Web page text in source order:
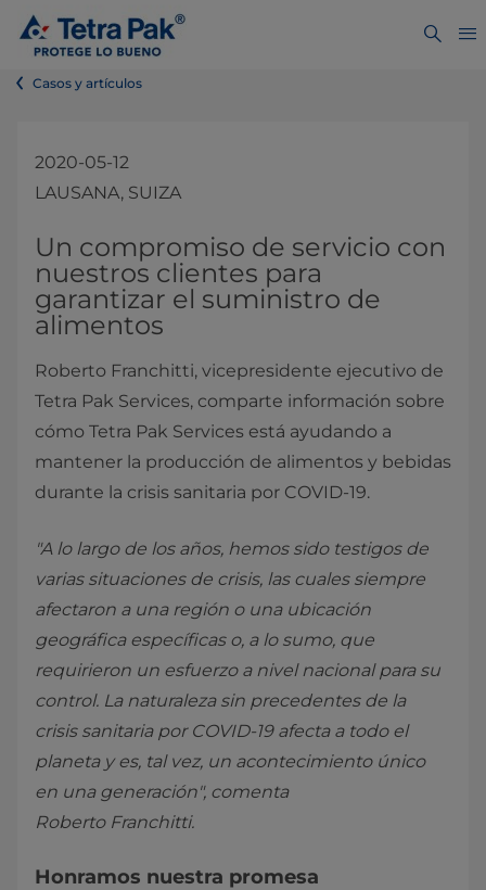
Casos y artículos
2020-05-12
LAUSANA, SUIZA
Un compromiso de servicio con
nuestros clientes para
garantizar el suministro de
alimentos
Roberto Franchitti, vicepresidente ejecutivo de
Tetra Pak Services, comparte información sobre
cómo Tetra Pak Services está ayudando a
mantener la producción de alimentos y bebidas
durante la crisis sanitaria por COVID-19.
"A lo largo de los años, hemos sido testigos de
varias situaciones de crisis, las cuales siempre
afectaron a una región o una ubicación
geográfica específicas o, a lo sumo, que
requirieron un esfuerzo a nivel nacional para su
control. La naturaleza sin precedentes de la
crisis sanitaria por COVID-19 afecta a todo el
planeta y es, tal vez, un acontecimiento único
en una generación", comenta
Roberto Franchitti.
Honramos nuestra promesa